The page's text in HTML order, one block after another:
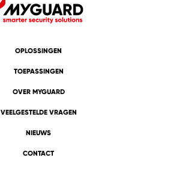
OPLOSSINGEN
TOEPASSINGEN
OVER MYGUARD
VEELGESTELDE VRAGEN
NIEUWS
CONTACT